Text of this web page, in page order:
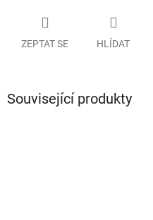
ZEPTAT SE HLÍDAT
Související produkty